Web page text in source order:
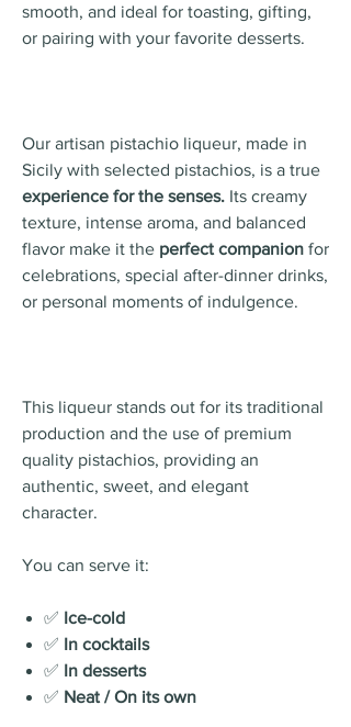
smooth, and ideal for toasting, gifting,
or pairing with your favorite desserts.
Our artisan pistachio liqueur, made in
Sicily with selected pistachios, is a true
experience for the senses. Its creamy
texture, intense aroma, and balanced
flavor make it the perfect companion for
celebrations, special after-dinner drinks,
or personal moments of indulgence.
This liqueur stands out for its traditional
production and the use of premium
quality pistachios, providing an
authentic, sweet, and elegant
character.
You can serve it:
✅ Ice-cold
✅ In cocktails
✅ In desserts
✅ Neat / On its own